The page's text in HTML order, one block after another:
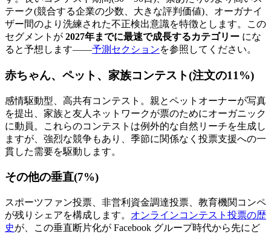
テーク(競合する企業の少数、大きな評判価値)、オーガナイ
ザー間のより洗練された不正検出意識を特徴とします。この
セグメントが 2027年までに最速で成長するカテゴリー にな
ると予想します――予測セクションを参照してください。
赤ちゃん、ペット、家族コンテスト(注文の11%)
感情駆動型、高共有コンテスト。親とペットオーナーが写真
を提出、家族と友人ネットワークが票のためにオーガニック
に動員。これらのコンテストは例外的な自然リーチを生成し
ますが、強烈な競争もあり、季節に関係なく投票支援への一
貫した需要を駆動します。
その他の垂直(7%)
スポーツファン投票、非営利資金調達投票、教育機関コンペ
が残りシェアを構成します。 オンラインコンテスト投票の歴
史が、この垂直断片化が Facebook グループ時代から先にど